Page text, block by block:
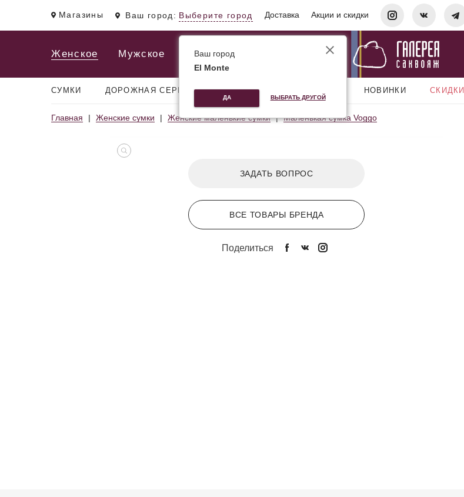
Магазины Ваш город: Выберите город Доставка Акции и скидки
Женское Мужское
СУМКИ ДОРОЖНАЯ СЕРИЯ РЮКЗАКИ НОВИНКИ СКИДКИ
Главная Женские сумки Женские маленькие сумки Маленькая сумка Voggo
ЗАДАТЬ ВОПРОС
ВСЕ ТОВАРЫ БРЕНДА
Поделиться
Ваш город
El Monte
ДА ВЫБРАТЬ ДРУГОЙ